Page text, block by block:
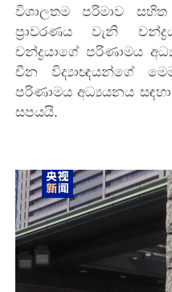
විශාලතම පරිමාව
ප්‍රාවරණය වැනි
චන්ද්‍රයාගේ පරිණාමය
චීන විද්‍යාඥයන්ගේ
පරිණාමය අධ්‍යයනය
සපයයි.